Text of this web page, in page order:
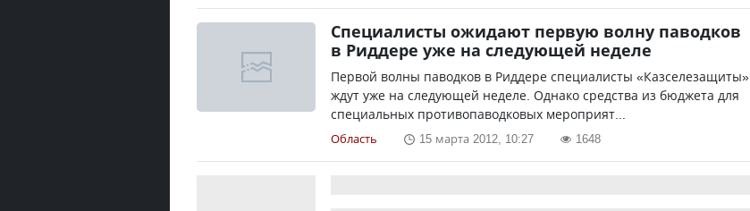
Специалисты ожидают первую волну паводков
в Риддере уже на следующей неделе
Первой волны паводков в Риддере специалисты «Казселезащиты»
ждут уже на следующей неделе. Однако средства из бюджета для
специальных противопаводковых мероприят...
Область 15 марта 2012, 10:27 1648